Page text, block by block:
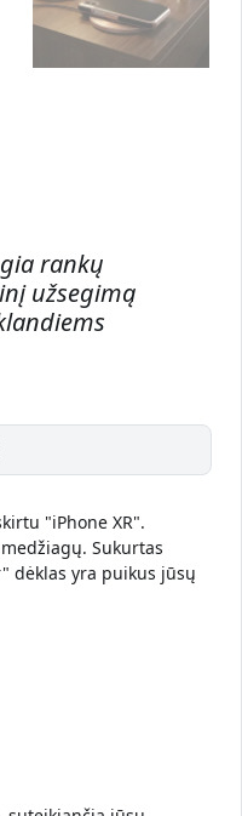
rankų
užsegimą
"iPhone XR".
Sukurtas
dėklas yra puikus jūsų